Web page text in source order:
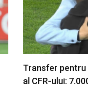
Transfer
al CFR-ului: